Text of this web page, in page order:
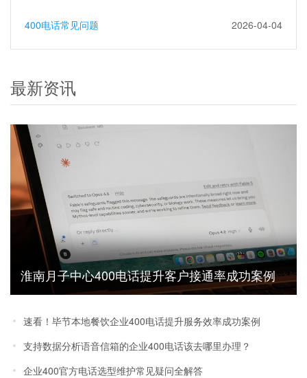
400电话常见问题 2026-04-04
最新资讯
淮南月子中心400电话提升客户接通率成功案例
干货分享
速看！毕节本地餐饮企业400电话提升服务效率成功案例
支持数据分析语音信箱的企业400电话该去哪里办理？
企业400官方电话选型维护常见疑问全解答